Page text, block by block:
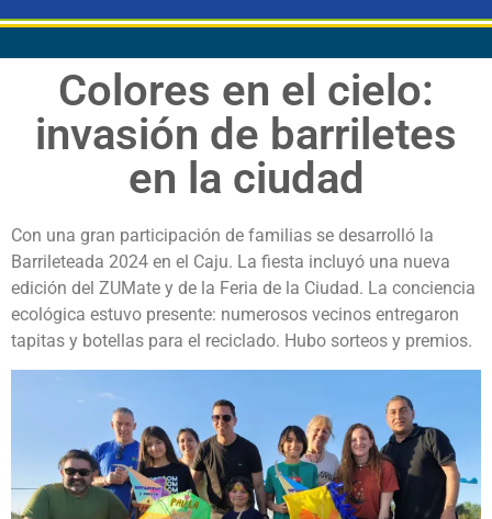
Colores en el cielo:
invasión de barriletes
en la ciudad
Con una gran participación de familias se desarrolló la
Barrileteada 2024 en el Caju. La fiesta incluyó una nueva
edición del ZUMate y de la Feria de la Ciudad. La conciencia
ecológica estuvo presente: numerosos vecinos entregaron
tapitas y botellas para el reciclado. Hubo sorteos y premios.